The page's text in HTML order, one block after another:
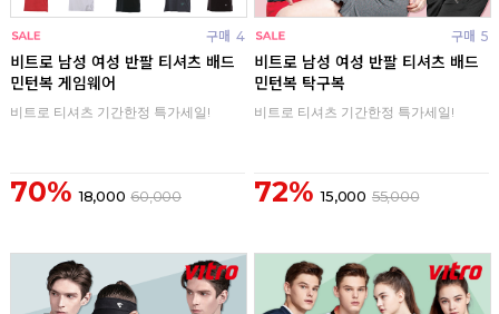
구매 4
비트로 남성 여성 반팔 티셔츠 배드
민턴복 게임웨어
비트로 티셔츠 기간한정 특가세일!
70% 18,000 60,000
구매 5
비트로 남성 여성 반팔 티셔츠 배드
민턴복 탁구복
비트로 티셔츠 기간한정 특가세일!
72% 15,000 55,000